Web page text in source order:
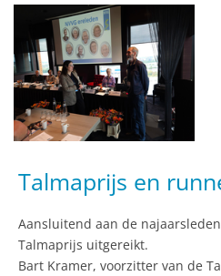
Talmaprijs en
Aansluitend aan de
Talmaprijs uitgereikt.
Bart Kramer, voorzitter van de